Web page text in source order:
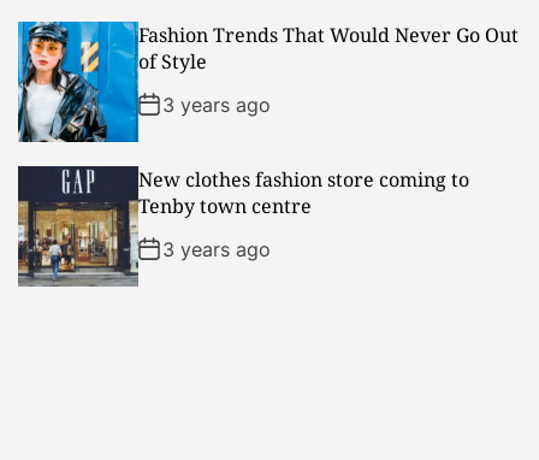
Fashion Trends That Would Never Go Out
of Style
3 years ago
New clothes fashion store coming to
Tenby town centre
3 years ago